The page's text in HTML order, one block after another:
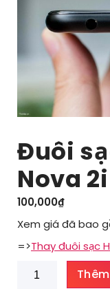
Đuôi
Nova 2i
100,000₫
Xem giá đã bao
=>Thay đuôi sạc
Đuôi